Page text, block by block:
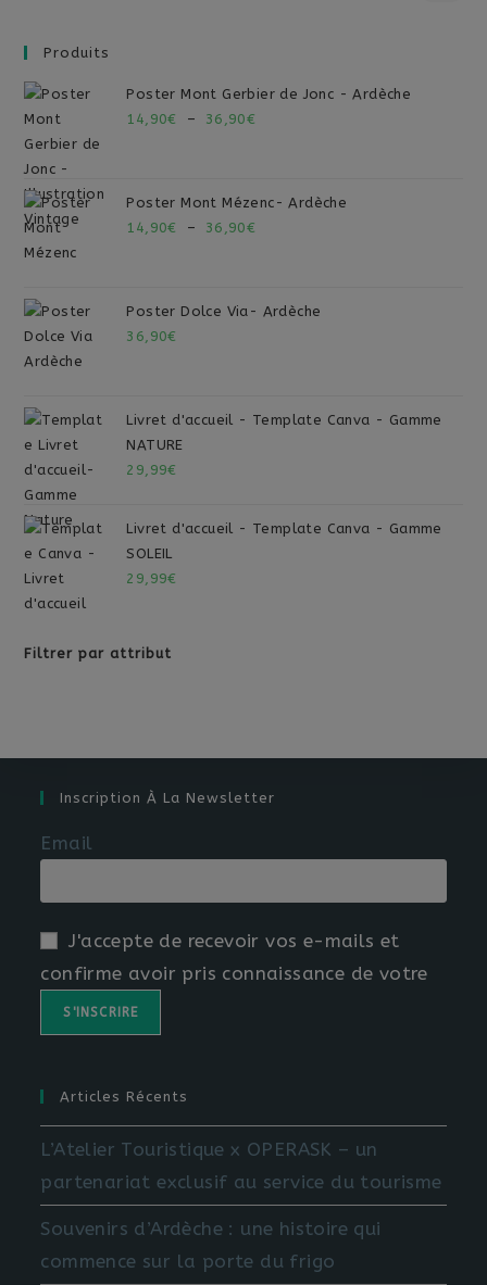
Produits
Poster Mont Gerbier de Jonc - Ardèche
14,90€ – 36,90€
Poster Mont Mézenc- Ardèche
14,90€ – 36,90€
Poster Dolce Via- Ardèche
36,90€
Livret d'accueil - Template Canva - Gamme
NATURE
29,99€
Livret d'accueil - Template Canva - Gamme
SOLEIL
29,99€
Filtrer par attribut
Inscription À La Newsletter
Email
J'accepte de recevoir vos e-mails et
confirme avoir pris connaissance de votre
Articles Récents
L’Atelier Touristique x OPERASK – un
partenariat exclusif au service du tourisme
Souvenirs d’Ardèche : une histoire qui
commence sur la porte du frigo